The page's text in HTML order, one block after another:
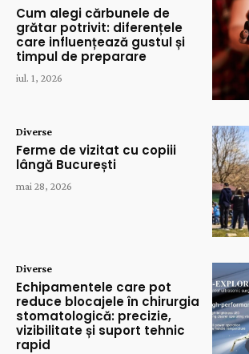
Cum alegi cărbunele de
grătar potrivit: diferențele
care influențează gustul și
timpul de preparare
iul. 1, 2026
Diverse
Ferme de vizitat cu copiii
lângă București
mai 28, 2026
Diverse
Echipamentele care pot
reduce blocajele în chirurgia
stomatologică: precizie,
vizibilitate și suport tehnic
rapid